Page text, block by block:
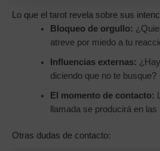
Lo que el tarot revela sobre sus
Bloqueo de orgullo:
atreve por miedo a tu
Influencias externas:
diciendo que no te busque?
El momento de contacto:
llamada se producirá en
Otras dudas de contacto: